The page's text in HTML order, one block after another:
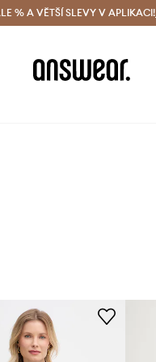
Kč) Doručení i do 24 h
% A VĚTŠÍ SLEVY V APLIKACI!